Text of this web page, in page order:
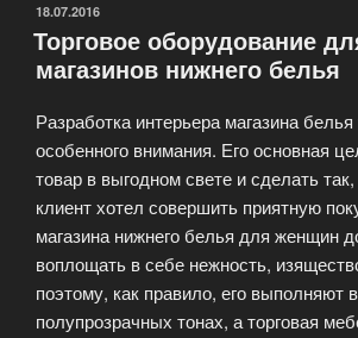
техники»
ОПУБЛИКОВАНО
18.07.2016
Торговое оборудование
магазинов нижнего белья
Разработка интерьера магазина
особенного внимания. Его основная
товар в выгодном свете и сделать
клиент хотел совершить приятную
магазина нижнего белья для женщин
воплощать в себе нежность,
поэтому, как правило, его выполняют
полупрозрачных тонах, а торговая